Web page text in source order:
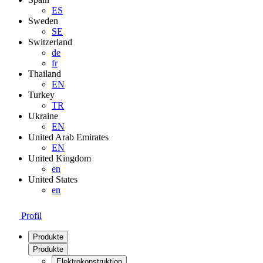
ES
Sweden
SE
Switzerland
de
fr
Thailand
EN
Turkey
TR
Ukraine
EN
United Arab Emirates
EN
United Kingdom
en
United States
en
Profil
Produkte
Produkte